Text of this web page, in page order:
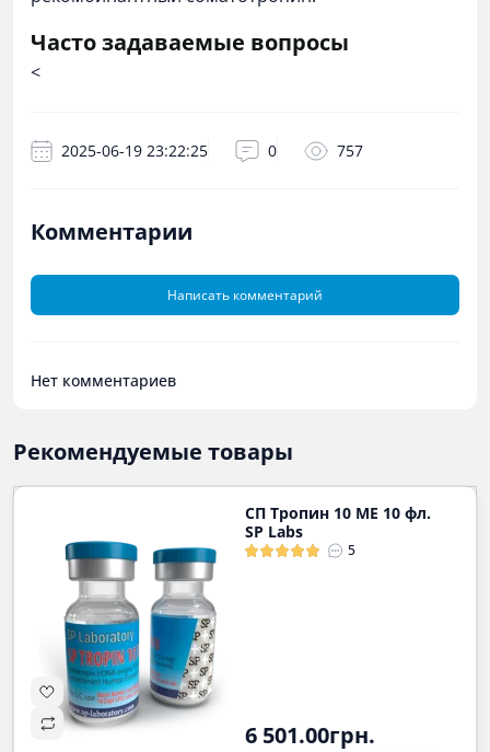
Часто задаваемые вопросы
<
2025-06-19 23:22:25 0 757
Комментарии
Написать комментарий
Нет комментариев
Рекомендуемые товары
СП Тропин 10 МЕ 10 фл.
SP Labs
5
6 501.00грн.